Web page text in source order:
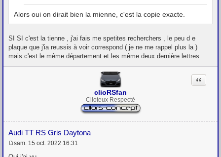
g
e
Alors oui on dirait bien la mienne, c'est la copie exacte.
SI SI c'est la tienne , j'ai fais me spetites recherchers , le peu d e
plaque que j'ia reussis à voir correspond ( je ne me rappel plus la )
mais c'est le même département et les même deux dernière lettres
clioRSfan
Clioteux Respecté
Audi TT RS Gris Daytona
Citation
e
sam. 15 oct. 2022 16:31